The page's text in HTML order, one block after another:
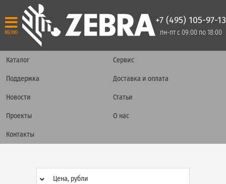
МЕНЮ
+7 (495) 105-97-13
пн-пт с 09:00 по 18:00
Каталог Сервис
Поддержка Доставка и оплата
Новости Статьи
Проекты О нас
Контакты
Цена, рубли